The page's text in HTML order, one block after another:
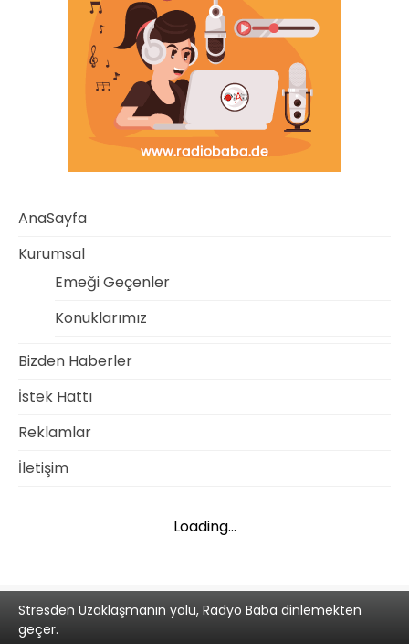
AnaSayfa
Kurumsal
Emeği Geçenler
Konuklarımız
Bizden Haberler
İstek Hattı
Reklamlar
İletişim
Loading...
Stresden Uzaklaşmanın yolu, Radyo Baba dinlemekten
geçer.